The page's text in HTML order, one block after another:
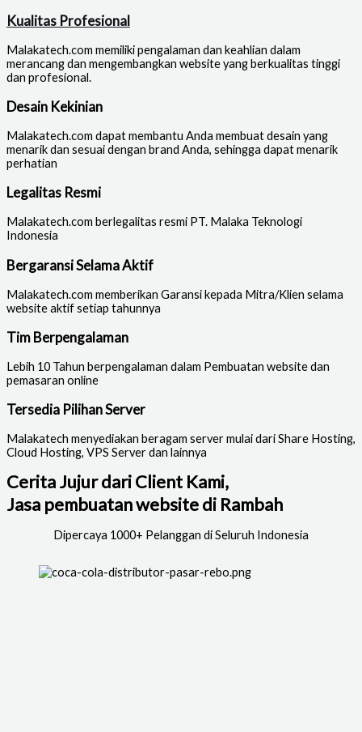
Kualitas Profesional
Malakatech.com memiliki pengalaman dan keahlian dalam
merancang dan mengembangkan website yang berkualitas tinggi
dan profesional.
Desain Kekinian
Malakatech.com dapat membantu Anda membuat desain yang
menarik dan sesuai dengan brand Anda, sehingga dapat menarik
perhatian
Legalitas Resmi
Malakatech.com berlegalitas resmi PT. Malaka Teknologi
Indonesia
Bergaransi Selama Aktif
Malakatech.com memberikan Garansi kepada Mitra/Klien selama
website aktif setiap tahunnya
Tim Berpengalaman
Lebih 10 Tahun berpengalaman dalam Pembuatan website dan
pemasaran online
Tersedia Pilihan Server
Malakatech menyediakan beragam server mulai dari Share Hosting,
Cloud Hosting, VPS Server dan lainnya
Cerita Jujur dari Client Kami,
Jasa pembuatan website di Rambah
Dipercaya 1000+ Pelanggan di Seluruh Indonesia